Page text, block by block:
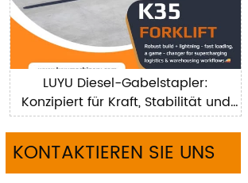
LUYU Diesel-Gabelstapler:
Konzipiert für Kraft, Stabilität und
tägliche Produktivität
KONTAKTIEREN SIE UNS